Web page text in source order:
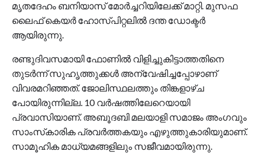
മൃതദേഹം ബനിയാസ് മോർച്ചറിയിലേക്ക് മാറ്റി. മുസഫ
ലൈഫ് കെയർ ഹോസ്പിറ്റലിൽ ദന്ത ഡോക്ടർ
ആയിരുന്നു.
രണ്ടുദിവസമായി ഫോണിൽ വിളിച്ചുകിട്ടാത്തതിനെ
തുടർന്ന് സുഹൃത്തുക്കൾ അന്വേഷിച്ചപ്പോഴാണ്
വിവരമറിഞ്ഞത്. ജോലിസ്ഥലത്തും തിങ്കളാഴ്ച
പോയിരുന്നില്ല. 10 വർഷത്തിലേറെയായി
പ്രവാസിയാണ്. അബൂദബി മലയാളി സമാജം അംഗവും
സാംസ്‌കാരിക പ്രവർത്തകയും എഴുത്തുകാരിയുമാണ്.
സാമൂഹിക മാധ്യമങ്ങളിലും സജീവമായിരുന്നു.